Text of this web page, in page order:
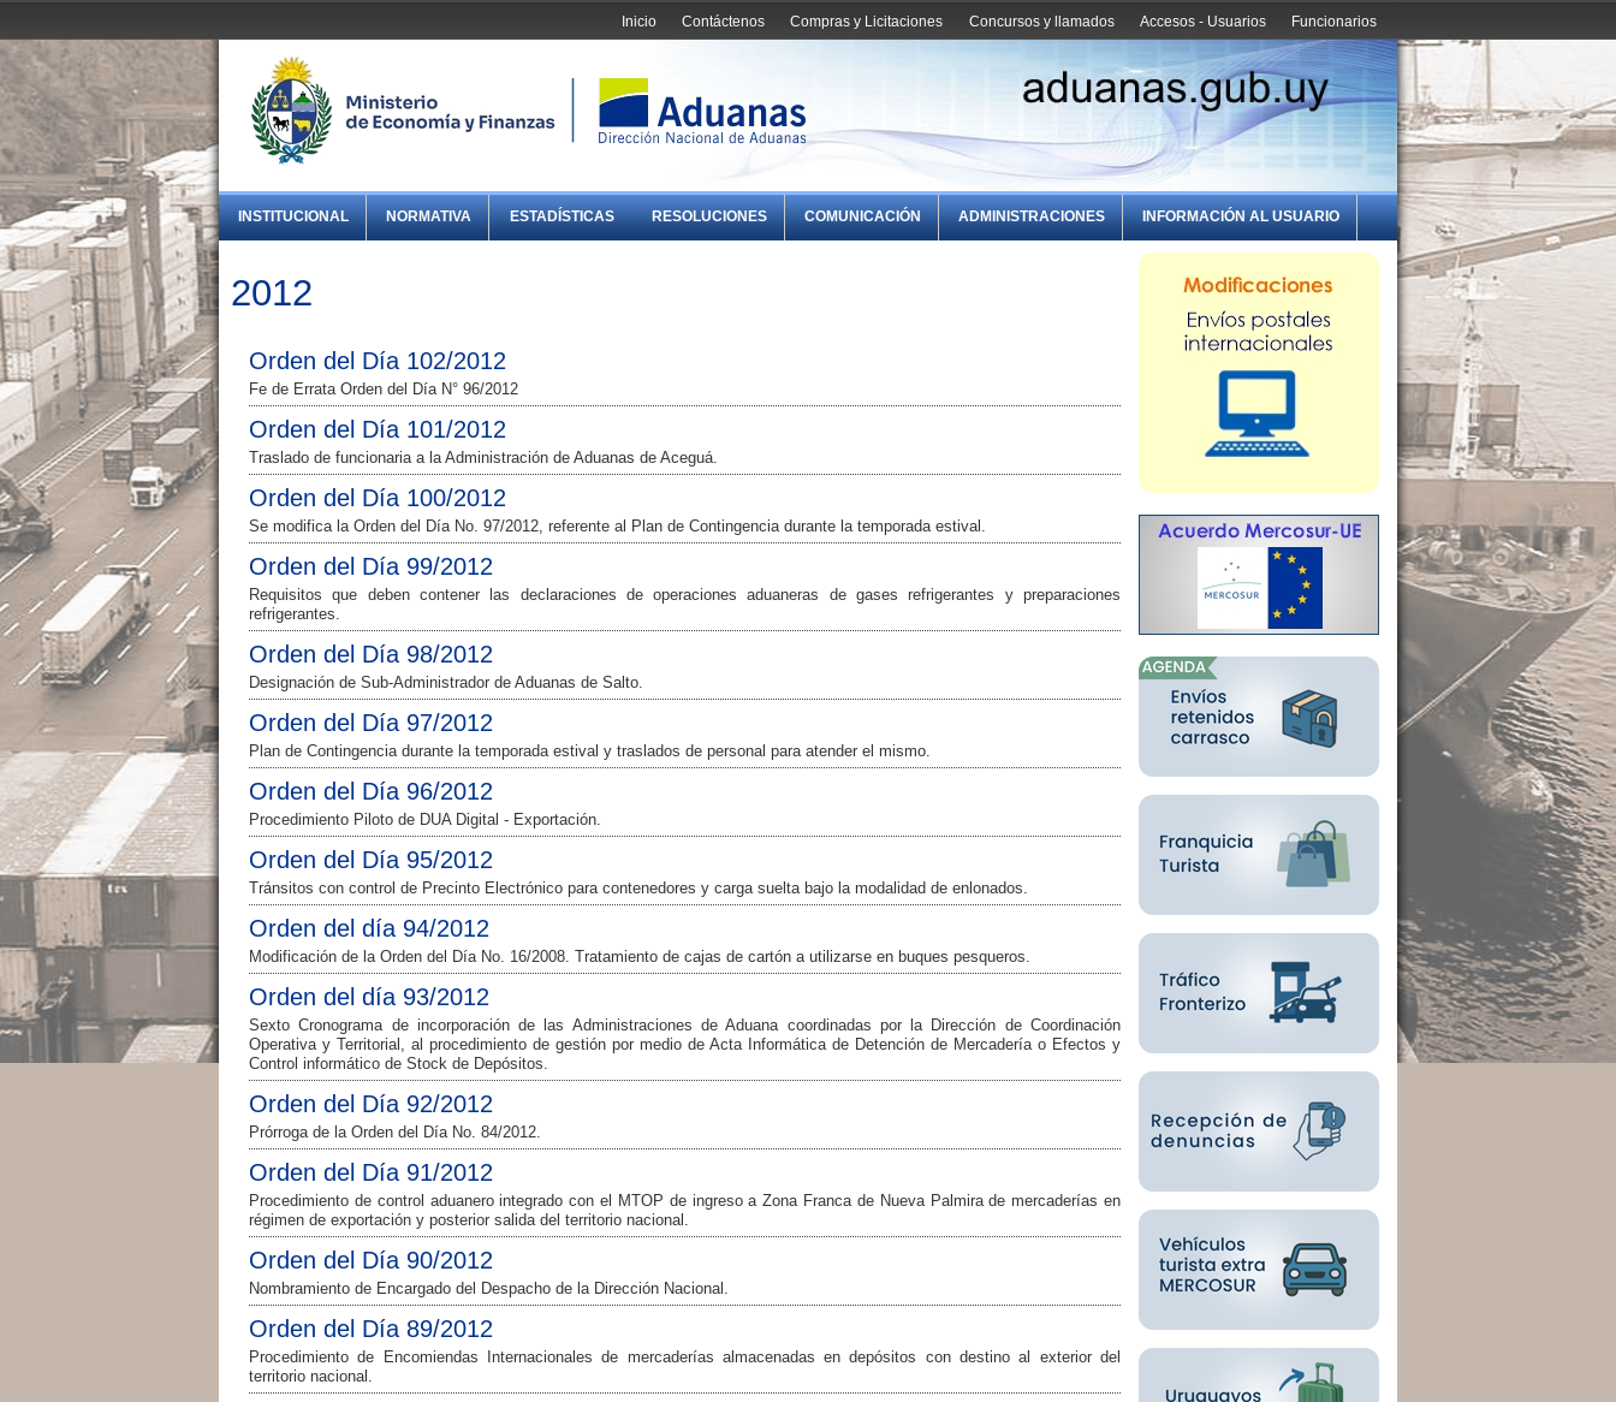
Funcionarios
Accesos - Usuarios
Concursos y llamados
Compras y Licitaciones
Contáctenos
Inicio
INSTITUCIONAL NORMATIVA ESTADÍSTICAS RESOLUCIONES COMUNICACIÓN ADMINISTRACIONES INFORMACIÓN AL USUARIO
2012
Orden del Día 102/2012
Fe de Errata Orden del Día N° 96/2012
Orden del Día 101/2012
Traslado de funcionaria a la Administración de Aduanas de Aceguá.
Orden del Día 100/2012
Se modifica la Orden del Día No. 97/2012, referente al Plan de Contingencia durante la temporada estival.
Orden del Día 99/2012
Requisitos que deben contener las declaraciones de operaciones aduaneras de gases refrigerantes y preparaciones
refrigerantes.
Orden del Día 98/2012
Designación de Sub-Administrador de Aduanas de Salto.
Orden del Día 97/2012
Plan de Contingencia durante la temporada estival y traslados de personal para atender el mismo.
Orden del Día 96/2012
Procedimiento Piloto de DUA Digital - Exportación.
Orden del Día 95/2012
Tránsitos con control de Precinto Electrónico para contenedores y carga suelta bajo la modalidad de enlonados.
Orden del día 94/2012
Modificación de la Orden del Día No. 16/2008. Tratamiento de cajas de cartón a utilizarse en buques pesqueros.
Orden del día 93/2012
Sexto Cronograma de incorporación de las Administraciones de Aduana coordinadas por la Dirección de Coordinación
Operativa y Territorial, al procedimiento de gestión por medio de Acta Informática de Detención de Mercadería o Efectos y
Control informático de Stock de Depósitos.
Orden del Día 92/2012
Prórroga de la Orden del Día No. 84/2012.
Orden del Día 91/2012
Procedimiento de control aduanero integrado con el MTOP de ingreso a Zona Franca de Nueva Palmira de mercaderías en
régimen de exportación y posterior salida del territorio nacional.
Orden del Día 90/2012
Nombramiento de Encargado del Despacho de la Dirección Nacional.
Orden del Día 89/2012
Procedimiento de Encomiendas Internacionales de mercaderías almacenadas en depósitos con destino al exterior del
territorio nacional.